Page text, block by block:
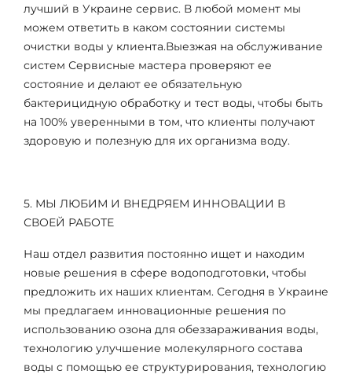
лучший в Украине сервис. В любой момент мы
можем ответить в каком состоянии системы
очистки воды у клиента.Выезжая на обслуживание
систем Сервисные мастера проверяют ее
состояние и делают ее обязательную
бактерицидную обработку и тест воды, чтобы быть
на 100% уверенными в том, что клиенты получают
здоровую и полезную для их организма воду.
5. МЫ ЛЮБИМ И ВНЕДРЯЕМ ИННОВАЦИИ В
СВОЕЙ РАБОТЕ
Наш отдел развития постоянно ищет и находим
новые решения в сфере водоподготовки, чтобы
предложить их наших клиентам. Сегодня в Украине
мы предлагаем инновационные решения по
использованию озона для обеззараживания воды,
технологию улучшение молекулярного состава
воды с помощью ее структурирования, технологию